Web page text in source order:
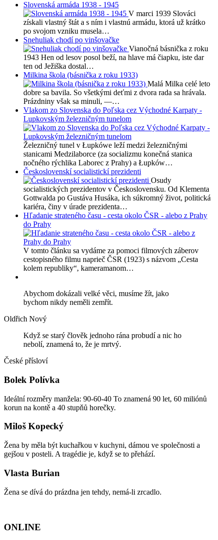
Slovenská armáda 1938 - 1945
V marci 1939 Slováci
získali vlastný štát a s ním i vlastnú armádu, ktorá už krátko
po svojom vzniku musela…
Snehuliak chodí po vinšovačke
Vianočná básnička z roku
1943 Hen od lesov posol beží, na hlave má čiapku, iste dar
ten od Ježiška dostal…
Milkina škola (básnička z roku 1933)
Malá Milka celé leto
dobre sa bavila. So všetkými deťmi z dvora rada sa hrávala.
Prázdniny však sa minuli, —…
Vlakom zo Slovenska do Poľska cez Východné Karpaty -
Lupkovským železničným tunelom
Železničný tunel v Łupkówe leží medzi železničnými
stanicami Medzilaborce (za socializmu konečná stanica
nočného rýchlika Laborec z Prahy) a Łupków…
Československí socialistickí prezidenti
Osudy
socialistických prezidentov v Československu. Od Klementa
Gottwalda po Gustáva Husáka, ich súkromný život, politická
kariéra, činy v úrade prezidenta…
Hľadanie strateného času - cesta okolo ČSR - alebo z Prahy
do Prahy
V tomto článku sa vydáme za pomoci filmových záberov
cestopisného filmu naprieč ČSR (1923) s názvom „Cesta
kolem republiky“, kameramanom…
Abychom dokázali velké věci, musíme žít, jako
bychom nikdy neměli zemřít.
Oldřich Nový
Když se starý člověk jednoho rána probudí a nic ho
nebolí, znamená to, že je mrtvý.
České přísloví
Bolek Polívka
Ideální rozměry manžela: 90-60-40 To znamená 90 let, 60 miliónů
korun na kontě a 40 stupňů horečky.
Miloš Kopecký
Žena by měla být kuchařkou v kuchyni, dámou ve společnosti a
gejšou v posteli. A tragédie je, když se to přehází.
Vlasta Burian
Žena se dívá do prázdna jen tehdy, nemá-li zrcadlo.
ONLINE